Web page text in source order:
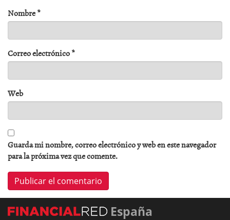
Nombre*
Correo electrónico*
Web
Guarda mi nombre, correo electrónico y web en este navegador
para la próxima vez que comente.
España